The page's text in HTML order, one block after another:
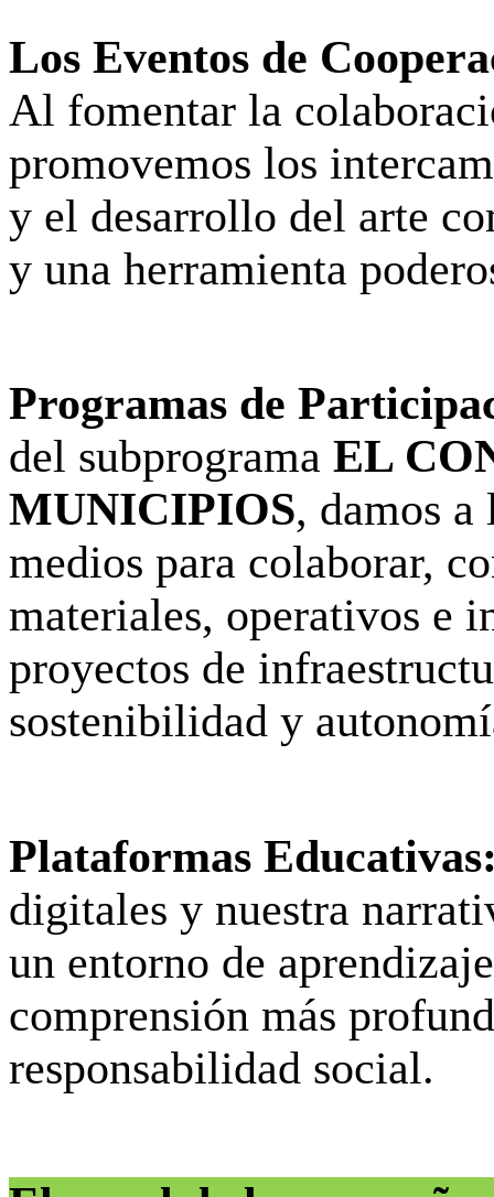
Los Eventos de
Al fomentar la
promovemos los
y el desarrollo del arte
y una herramienta
Programas de
del subprograma EL
MUNICIPIOS, damos
medios para colaborar,
materiales, operativos e
proyectos de
sostenibilidad y
Plataformas
digitales y nuestra
un entorno de
comprensión más
responsabilidad social.